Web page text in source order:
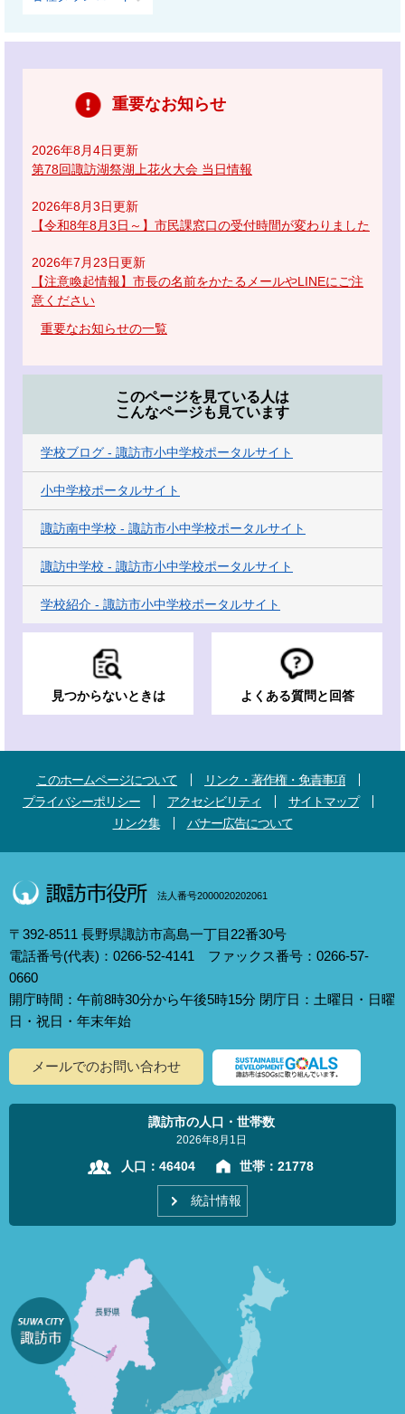
重要なお知らせ
2026年8月4日更新
第78回諏訪湖祭湖上花火大会 当日情報
2026年8月3日更新
【令和8年8月3日～】市民課窓口の受付時間が変わりました
2026年7月23日更新
【注意喚起情報】市長の名前をかたるメールやLINEにご注
意ください
重要なお知らせの一覧
このページを見ている人は
こんなページも見ています
学校ブログ - 諏訪市小中学校ポータルサイト
小中学校ポータルサイト
諏訪南中学校 - 諏訪市小中学校ポータルサイト
諏訪中学校 - 諏訪市小中学校ポータルサイト
学校紹介 - 諏訪市小中学校ポータルサイト
見つからないときは よくある質問と回答
このホームページについて
リンク・著作権・免責事項
プライバシーポリシー
アクセシビリティ
サイトマップ
リンク集
バナー広告について
法人番号2000020202061
〒392-8511 長野県諏訪市高島一丁目22番30号
電話番号(代表)：0266-52-4141 ファックス番号：0266-57-
0660
開庁時間：午前8時30分から午後5時15分 閉庁日：土曜日・日曜
日・祝日・年末年始
メールでのお問い合わせ
諏訪市の人口・世帯数
2026年8月1日
人口： 46404 世帯： 21778
統計情報